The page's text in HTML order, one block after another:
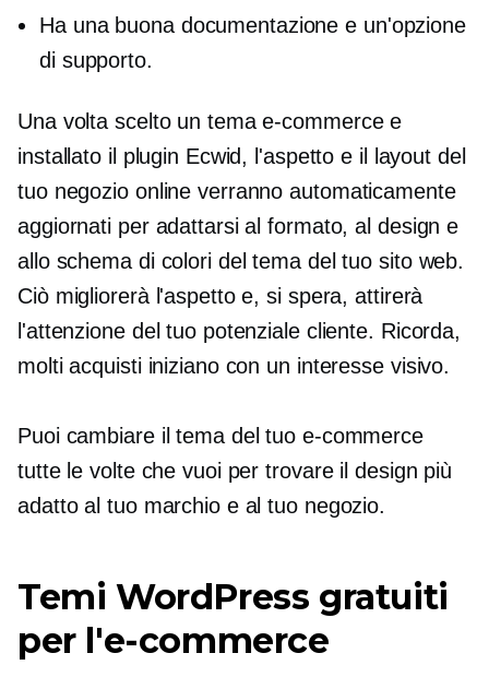
Ha una buona documentazione e un'opzione
di supporto.
Una volta scelto un tema e-commerce e
installato il plugin Ecwid, l'aspetto e il layout del
tuo negozio online verranno automaticamente
aggiornati per adattarsi al formato, al design e
allo schema di colori del tema del tuo sito web.
Ciò migliorerà l'aspetto e, si spera, attirerà
l'attenzione del tuo potenziale cliente. Ricorda,
molti acquisti iniziano con un interesse visivo.
Puoi cambiare il tema del tuo e-commerce
tutte le volte che vuoi per trovare il design più
adatto al tuo marchio e al tuo negozio.
Temi WordPress gratuiti
per l'e-commerce